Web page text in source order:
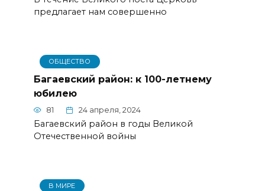
предлагает нам совершенно
ОБЩЕСТВО
Багаевский район: к 100-летнему
юбилею
81 24 апреля, 2024
Багаевский район в годы Великой
Отечественной войны
В МИРЕ